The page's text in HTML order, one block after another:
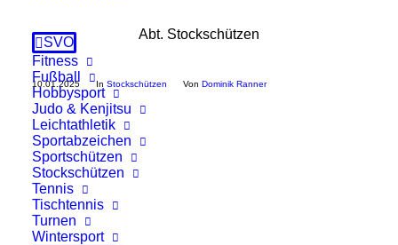
SVO
Fitness
Fußball
Hobbysport
Judo & Kenjitsu
Leichtathletik
Sportabzeichen
Sportschützen
Stockschützen
Tennis
Tischtennis
Turnen
Wintersport
Abt. Stockschützen
10.01.2025 In Stockschützen Von Dominik Ranner